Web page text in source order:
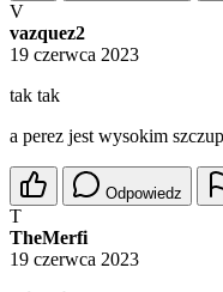
V
vazquez2
19 czerwca 2023
tak tak
a perez jest wysokim
Odpowiedz
T
TheMerfi
19 czerwca 2023